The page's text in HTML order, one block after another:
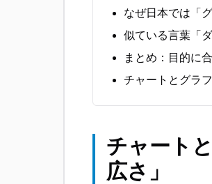
なぜ日本では「
似ている言葉「
まとめ：目的に
チャートとグラ
チャート
広さ」